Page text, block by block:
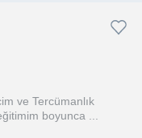
ve Tercümanlık
boyunca ...